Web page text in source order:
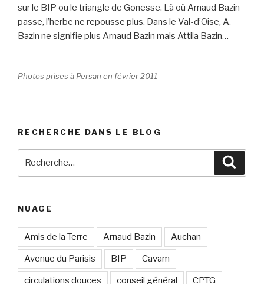
sur le BIP ou le triangle de Gonesse. Là où Arnaud Bazin
passe, l’herbe ne repousse plus. Dans le Val-d’Oise, A.
Bazin ne signifie plus Arnaud Bazin mais Attila Bazin…
Photos prises à Persan en février 2011
RECHERCHE DANS LE BLOG
NUAGE
Amis de la Terre Arnaud Bazin Auchan
Avenue du Parisis BIP Cavam
circulations douces conseil général CPTG